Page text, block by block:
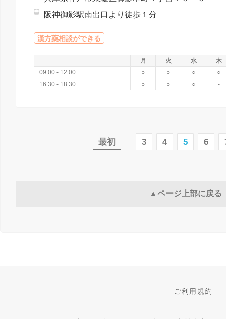
阪神御影駅南出口より徒歩１分
漢方薬相談ができる
月 火 水
木
09:00 - 12:00
○ ○ ○
○
16:30 - 18:30
○ ○ ○ -
最初 3 4 5 6
▲ページ上部に戻る
ご利用規約